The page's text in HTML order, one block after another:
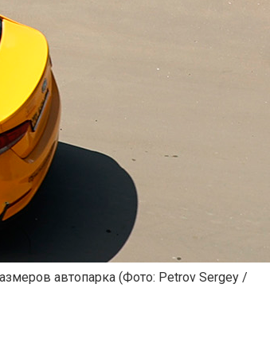
автопарка (Фото: Petrov Sergey /